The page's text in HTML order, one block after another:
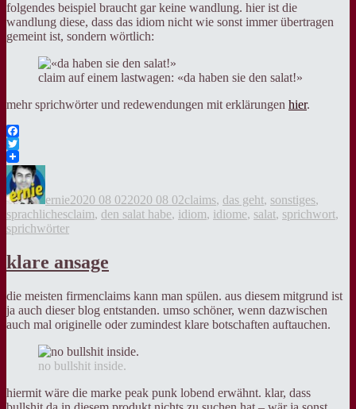
folgendes beispiel braucht gar keine wandlung. hier ist die
wandlung diese, dass das idiom nicht wie sonst immer übertragen
gemeint ist, sondern wörtlich:
claim auf einem lastwagen: «da haben sie den salat!»
mehr sprichwörter und redewendungen mit erklärungen hier.
Facebook
Twitter
ernie2020 08 022020 08 02claims, das geht, sonstiges,
sprachlichesTags
claim, den salat habe, idiom, idiome, salat, sprichwort,
sprichwörter
klare ansage
die meisten firmenclaims kann man spülen. aus diesem mitgrund ist
ja auch dieser blog entstanden. umso schöner, wenn dazwischen
auch mal originelle oder zumindest klare botschaften auftauchen.
no bullshit inside.
hiermit wäre die marke peak punk lobend erwähnt. klar, dass